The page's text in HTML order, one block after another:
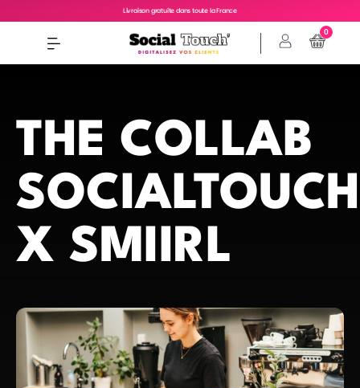
Livraison gratuite dans toute la France
0
THE COLLAB
SOCIALTOUCH
X SMIIRL